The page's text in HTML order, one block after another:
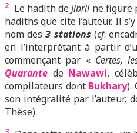
2 Le hadith deJibrilne figure
hadiths que cite l’auteur. Il
nom des3 stations (cf.
en l’interprétant à partir
commençant par « Certes,
Quarante de Nawawi,
compilateurs dont Bukhary).
son intégralité par l’auteur,
Thèse).